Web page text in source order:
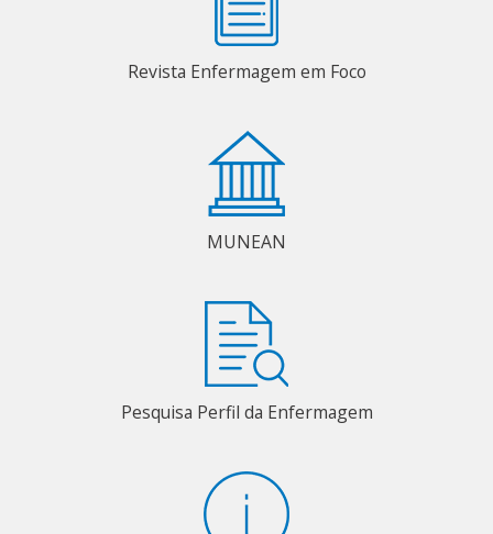
Revista Enfermagem em Foco
MUNEAN
Pesquisa Perfil da Enfermagem